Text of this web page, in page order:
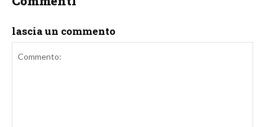
lascia un commento